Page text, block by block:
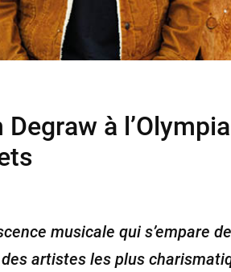
à
musicale qui s’empare
des artistes les plus